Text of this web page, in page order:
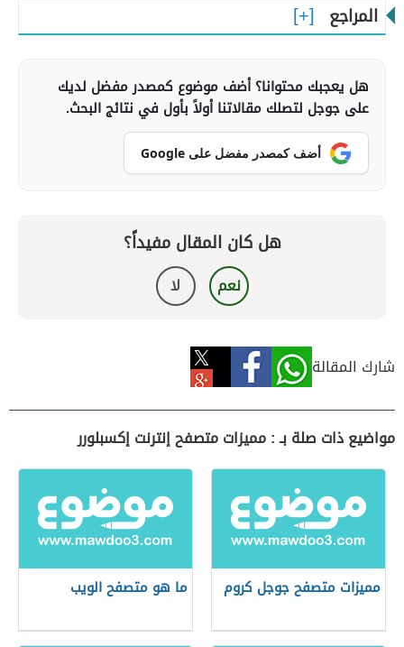
المراجع
هل يعجبك محتوانا؟ أضف موضوع كمصدر مفضل لديك
على جوجل لتصلك مقالاتنا أولاً بأول في نتائج البحث.
أضف كمصدر مفضل على Google
هل كان المقال مفيداً؟
نعم لا
شارك المقالة
مواضيع ذات صلة بـ : مميزات متصفح إنترنت إكسبلورر
مميزات متصفح جوجل كروم ما هو متصفح الويب